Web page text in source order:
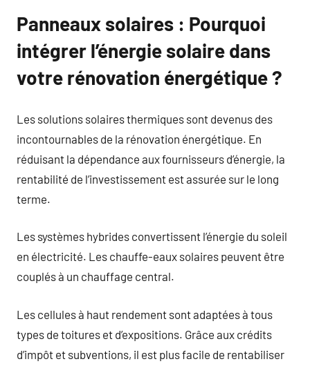
Panneaux solaires : Pourquoi
intégrer l’énergie solaire dans
votre rénovation énergétique ?
Les solutions solaires thermiques sont devenus des
incontournables de la rénovation énergétique. En
réduisant la dépendance aux fournisseurs d’énergie, la
rentabilité de l’investissement est assurée sur le long
terme.
Les systèmes hybrides convertissent l’énergie du soleil
en électricité. Les chauffe-eaux solaires peuvent être
couplés à un chauffage central.
Les cellules à haut rendement sont adaptées à tous
types de toitures et d’expositions. Grâce aux crédits
d’impôt et subventions, il est plus facile de rentabiliser